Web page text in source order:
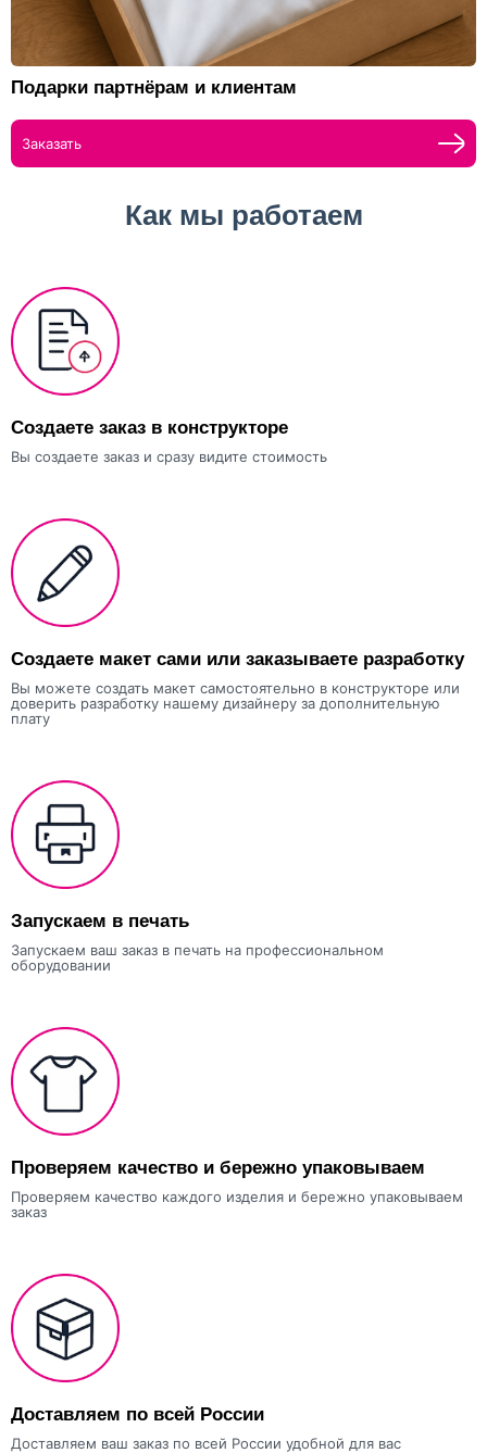
Подарки партнёрам и клиентам
Заказать
Как мы работаем
Создаете заказ в конструкторе
Вы создаете заказ и сразу видите стоимость
Создаете макет сами или заказываете разработку
Вы можете создать макет самостоятельно в конструкторе или
доверить разработку нашему дизайнеру за дополнительную
плату
Запускаем в печать
Запускаем ваш заказ в печать на профессиональном
оборудовании
Проверяем качество и бережно упаковываем
Проверяем качество каждого изделия и бережно упаковываем
заказ
Доставляем по всей России
Доставляем ваш заказ по всей России удобной для вас